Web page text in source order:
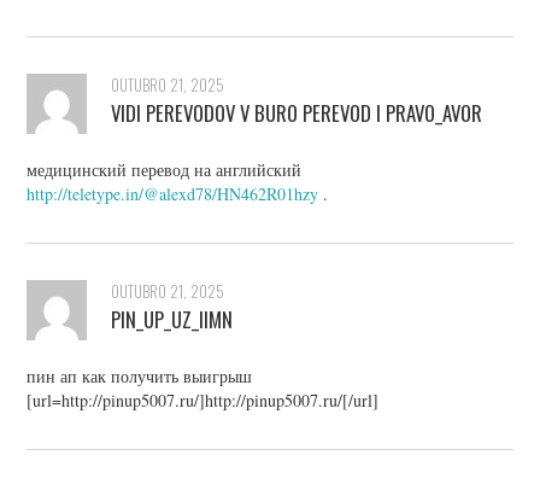
OUTUBRO 21, 2025
VIDI PEREVODOV V BURO PEREVOD I PRAVO_AVOR
медицинский перевод на английский
http://teletype.in/@alexd78/HN462R01hzy .
OUTUBRO 21, 2025
PIN_UP_UZ_IIMN
пин ап как получить выигрыш
[url=http://pinup5007.ru/]http://pinup5007.ru/[/url]